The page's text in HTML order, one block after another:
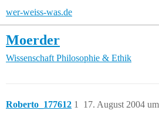
wer-weiss-was.de
Moerder
Wissenschaft Philosophie & Ethik
Roberto_177612 17. August 2004
1